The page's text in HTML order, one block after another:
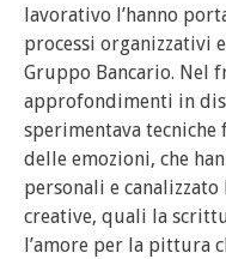
lavorativo l’hanno
processi organizzativi
Gruppo Bancario. Nel
approfondimenti in
sperimentava
delle emozioni, che
personali e
creative, quali la
l’amore per la pittura